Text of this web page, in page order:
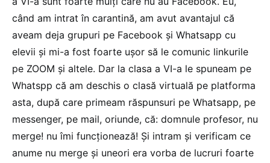
când am intrat în carantină, am avut avantajul că
aveam deja grupuri pe Facebook și Whatsapp cu
elevii și mi-a fost foarte ușor să le comunic linkurile
pe ZOOM și altele. Dar la clasa a VI-a le spuneam pe
Whatspp că am deschis o clasă virtuală pe platforma
asta, după care primeam răspunsuri pe Whatsapp, pe
messenger, pe mail, oriunde, că: domnule profesor, nu
merge! nu îmi funcționează! Și intram și verificam ce
anume nu merge și uneori era vorba de lucruri foarte